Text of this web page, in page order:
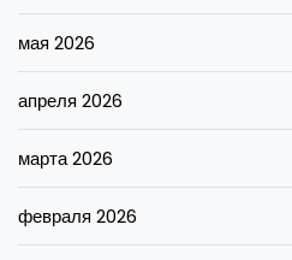
мая 2026
апреля 2026
марта 2026
февраля 2026